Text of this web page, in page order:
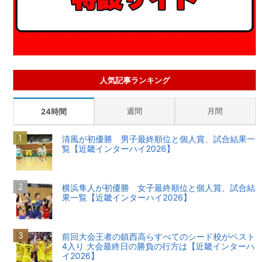
人気記事ランキング
24時間 週間 月間
清風が初優勝 男子最終順位と個人賞、試合結果一
覧【近畿インターハイ2026】
横浜隼人が初優勝 女子最終順位と個人賞、試合結
果一覧【近畿インターハイ2026】
前回大会王者の鎮西高らすべてのシード校がベスト
4入り 大会最終日の勝負の行方は【近畿インターハ
イ2026】